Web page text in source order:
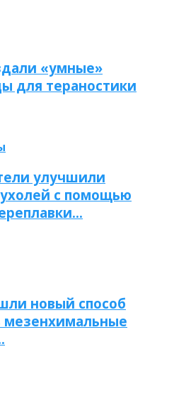
«умные»
для тераностики
улучшили
с помощью
новый способ
мезенхимальные